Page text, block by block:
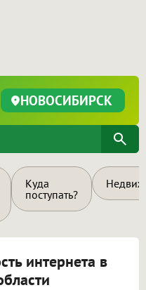
НОВОСИБИРСК
Куда
поступать?
интернета в